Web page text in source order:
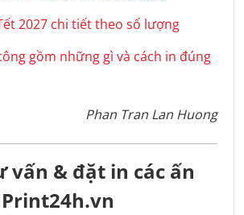
2027 chi tiết theo số lượng
gồm những gì và cách in đúng
Phan Tran Lan Huong
vấn & đặt in các ấn